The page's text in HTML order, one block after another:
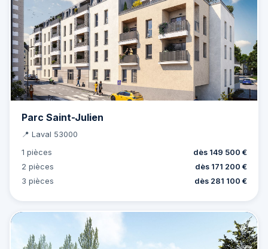
Parc Saint-Julien
📍 Laval 53000
1 pièces
dès 149 500 €
2 pièces
dès 171 200 €
3 pièces
dès 281 100 €